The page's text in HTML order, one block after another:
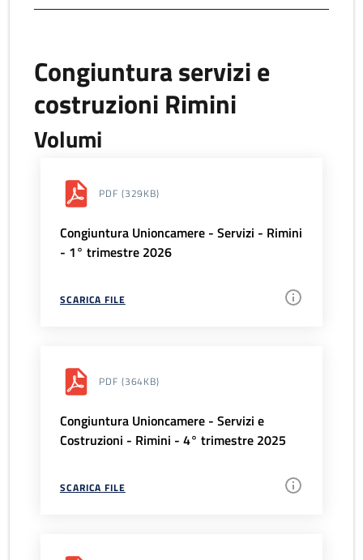
Congiuntura servizi e
costruzioni Rimini
Volumi
PDF (329KB)
Congiuntura Unioncamere - Servizi - Rimini
- 1° trimestre 2026
SCARICA FILE
PDF (364KB)
Congiuntura Unioncamere - Servizi e
Costruzioni - Rimini - 4° trimestre 2025
SCARICA FILE